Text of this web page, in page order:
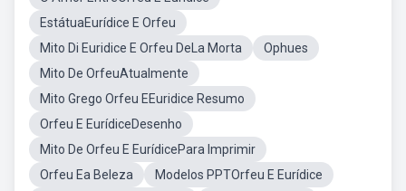
EstátuaEurídice E Orfeu
Mito Di Euridice E Orfeu DeLa Morta
Ophues
Mito De OrfeuAtualmente
Mito Grego Orfeu EEuridice Resumo
Orfeu E EurídiceDesenho
Mito De Orfeu E EurídicePara Imprimir
Orfeu Ea Beleza
Modelos PPTOrfeu E Eurídice